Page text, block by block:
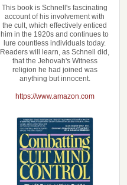
This book is Schnell's fascinating
account of his involvement with
the cult, which effectively enticed
him in the 1920s and continues to
lure countless individuals today.
Readers will learn, as Schnell did,
that the Jehovah's Witness
religion he had joined was
anything but innocent.
https://www.amazon.com